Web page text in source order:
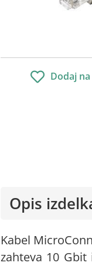
Dodaj
Opis
Kabel
zahteva 10